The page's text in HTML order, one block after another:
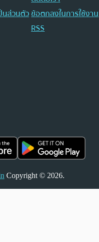
นส่วนตัวข้อตกลงในการใช้งาน
RSS
Copyright © 2026.